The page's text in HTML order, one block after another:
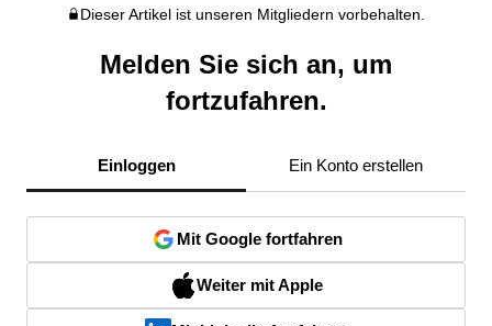
Dieser Artikel ist unseren Mitgliedern vorbehalten.
Melden Sie sich an, um
fortzufahren.
Einloggen Ein Konto erstellen
Mit Google fortfahren
Weiter mit Apple